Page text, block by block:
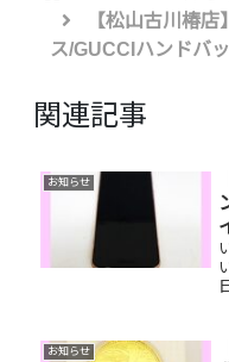
【松山古川椿
ス/GUCCIハンドバ
関連記事
お知らせ
お知らせ